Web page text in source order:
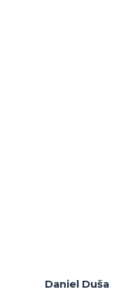
Daniel Duša